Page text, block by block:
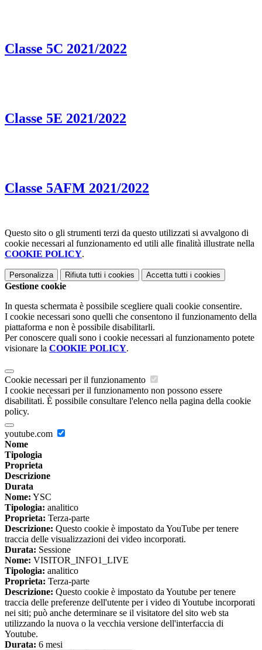
Classe 5C 2021/2022
Classe 5E 2021/2022
Classe 5AFM 2021/2022
Questo sito o gli strumenti terzi da questo utilizzati si avvalgono di
cookie necessari al funzionamento ed utili alle finalità illustrate nella
COOKIE POLICY.
Personalizza Rifiuta tutti i cookies Accetta tutti i cookies
Gestione cookie
In questa schermata è possibile scegliere quali cookie consentire.
I cookie necessari sono quelli che consentono il funzionamento della
piattaforma e non è possibile disabilitarli.
Per conoscere quali sono i cookie necessari al funzionamento potete
visionare la COOKIE POLICY.
Cookie necessari per il funzionamento
I cookie necessari per il funzionamento non possono essere
disabilitati. È possibile consultare l'elenco nella pagina della cookie
policy.
youtube.com
Nome
Tipologia
Proprieta
Descrizione
Durata
Nome: YSC
Tipologia: analitico
Proprieta: Terza-parte
Descrizione: Questo cookie è impostato da YouTube per tenere
traccia delle visualizzazioni dei video incorporati.
Durata: Sessione
Nome: VISITOR_INFO1_LIVE
Tipologia: analitico
Proprieta: Terza-parte
Descrizione: Questo cookie è impostato da Youtube per tenere
traccia delle preferenze dell'utente per i video di Youtube incorporati
nei siti; può anche determinare se il visitatore del sito web sta
utilizzando la nuova o la vecchia versione dell'interfaccia di
Youtube.
Durata: 6 mesi